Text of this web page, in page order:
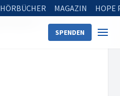
HÖRBÜCHER MAGAZIN HOPE
SPENDEN
4. Juli